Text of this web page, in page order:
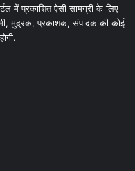
में प्रकाशित ऐसी सामग्री के लिए
मुद्रक, प्रकाशक, संपादक की कोई